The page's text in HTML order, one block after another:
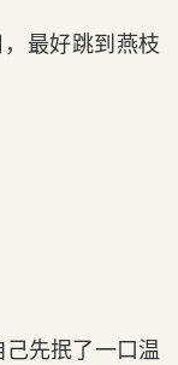
最好跳到燕枝
先抿了一口温